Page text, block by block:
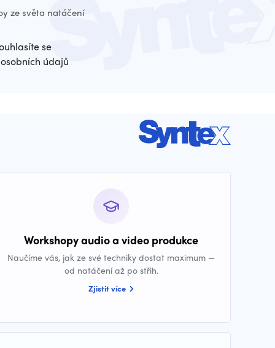
ze světa natáčení
se
údajů
Workshopy audio a video produkce
Naučíme vás, jak ze své techniky dostat maximum —
od natáčení až po střih.
Zjistit více